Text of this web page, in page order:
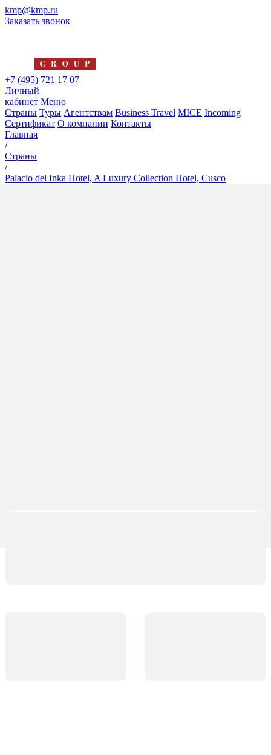
kmp@kmp.ru
Заказать звонок
+7 (495) 721 17 07
Личный
кабинет Меню
Страны Туры Агентствам Business Travel MICE Incoming
Сертификат О компании Контакты
Главная
/
Страны
/
Palacio del Inka Hotel, A Luxury Collection Hotel, Cusco